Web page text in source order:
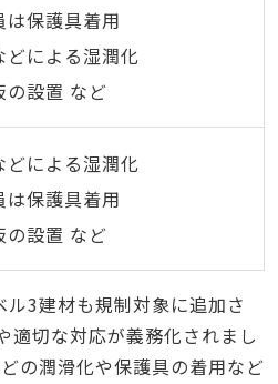
は保護具着用
どによる湿潤化
の設置 など
どによる湿潤化
は保護具着用
の設置 など
3建材も規制対象に追加さ
適切な対応が義務化されまし
の潤滑化や保護具の着用など